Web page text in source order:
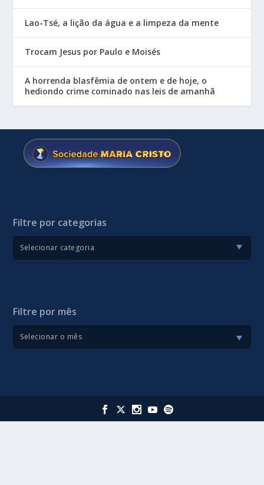
Lao-Tsé, a lição da água e a limpeza da mente
Trocam Jesus por Paulo e Moisés
A horrenda blasfêmia de ontem e de hoje, o
hediondo crime cominado nas leis de amanhã
Filtre por categorias
Filtre por mês